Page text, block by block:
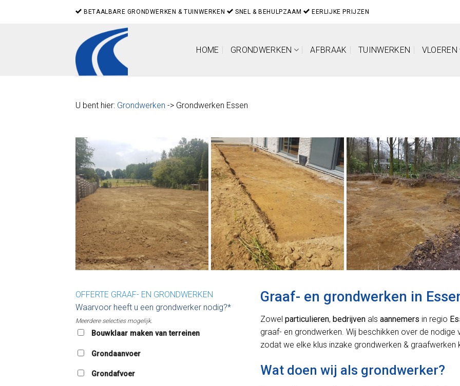
BETAALBARE GRONDWERKEN & TUINWERKEN SNEL & BEHULPZAAM EERLIJKE PRIJZEN
HOME GRONDWERKEN AFBRAAK TUINWERKEN VLOEREN
U bent hier: Grondwerken -> Grondwerken Essen
OFFERTE GRAAF- EN GRONDWERKEN
Waarvoor heeft u een grondwerker nodig?*
Meerdere selecties mogelijk.
Bouwklaar maken van terreinen
Grondaanvoer
Grondafvoer
Graaf- en grondwerken in
Zowel particulieren, bedrijven als aannemers in regio
graaf- en grondwerken. Wij beschikken over de
zodat we elke klus inzake grondwerken & graafwerken
Wat doen wij als grondwerker?